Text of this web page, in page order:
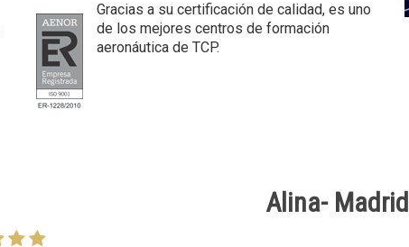
Gracias a su certificación de calidad, es uno
de los mejores centros de formación
aeronáutica de TCP.
Alina- Madrid
Laura –